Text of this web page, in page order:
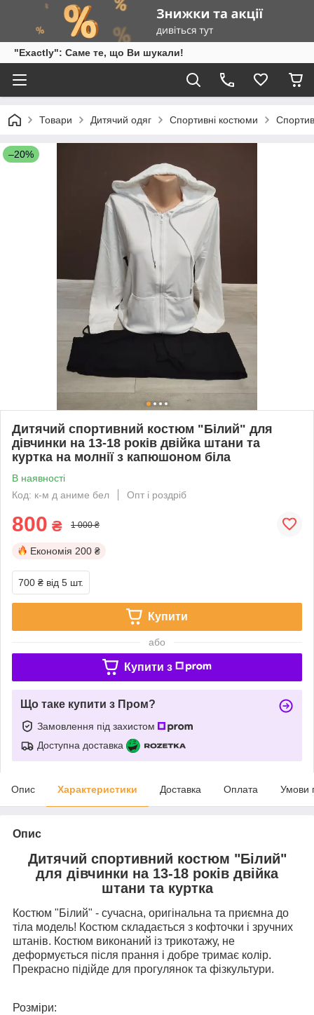
"Exactly": Саме те, що Ви шукали!
Товари Дитячий одяг Спортивні костюми
–20%
Дитячий спортивний костюм "Білий" для
дівчинки на 13-18 років двійка штани та
куртка на молнії з капюшоном біла
В наявності
Код: к-м д аниме бел
Опт і роздріб
800 ₴ 1 000 ₴
Економія 200 ₴
700 ₴ від 5 шт.
Купити
або
Купити з
Що таке купити з Пром?
Замовлення під захистом
Доступна доставка
Опис Характеристики Доставка Оплата Умови
Опис
Дитячий спортивний костюм "Білий"
для дівчинки на 13-18 років двійка
штани та куртка
Костюм "Білий" - сучасна, оригінальна та приємна до
тіла модель! Костюм складається з кофточки і зручних
штанів. Костюм виконаний із трикотажу, не
деформується після прання і добре тримає колір.
Прекрасно підійде для прогулянок та фізкультури.
Розміри: